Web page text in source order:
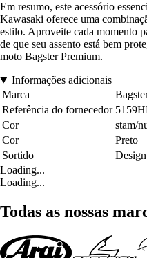
Em resumo, este acessório
Kawasaki oferece uma
estilo. Aproveite cada momento
de que seu assento está bem
moto Bagster Premium.
Informações adicionais
Marca
Referência do fornecedor
Cor
stam/
Cor
Preto
Sortido
Design
Loading...
Loading...
Todas as nossas